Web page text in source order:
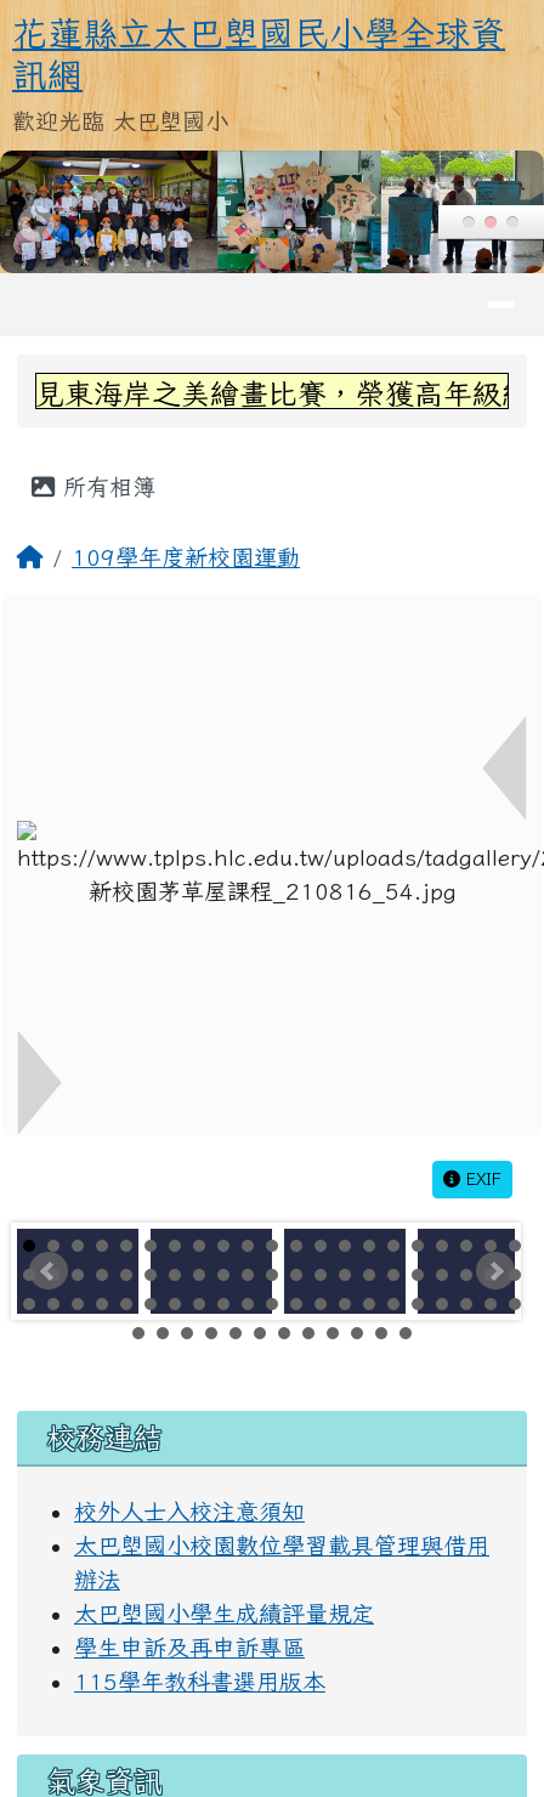
跳至主內容區
花蓮縣立太巴塱國民小學全球資訊
花蓮縣立太巴塱國民小學全球資
訊網
歡迎光臨 太巴塱國小
上中區域內容
之美繪畫比賽，榮獲高年級組第三名~
所有相簿
回首頁109學年度新校園運動
EXIF
左邊區域內容
校務連結
校外人士入校注意須知
太巴塱國小校園數位學習載具管理與借用
辦法
太巴塱國小學生成績評量規定
學生申訴及再申訴專區
115學年教科書選用版本
氣象資訊